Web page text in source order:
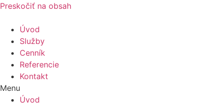
Preskočiť na obsah
Úvod
Služby
Cenník
Referencie
Kontakt
Menu
Úvod